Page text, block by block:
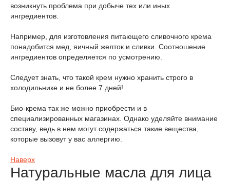
возникнуть проблема при добыче тех или иных
ингредиентов.
Например, для изготовления питающего сливочного крема
понадобится мед, яичный желток и сливки. Соотношение
ингредиентов определяется по усмотрению.
Следует знать, что такой крем нужно хранить строго в
холодильнике и не более 7 дней!
Био-крема так же можно приобрести и в
специализированных магазинах. Однако уделяйте внимание
составу, ведь в нем могут содержаться такие вещества,
которые вызовут у вас аллергию.
Наверх
Натуральные масла для лица